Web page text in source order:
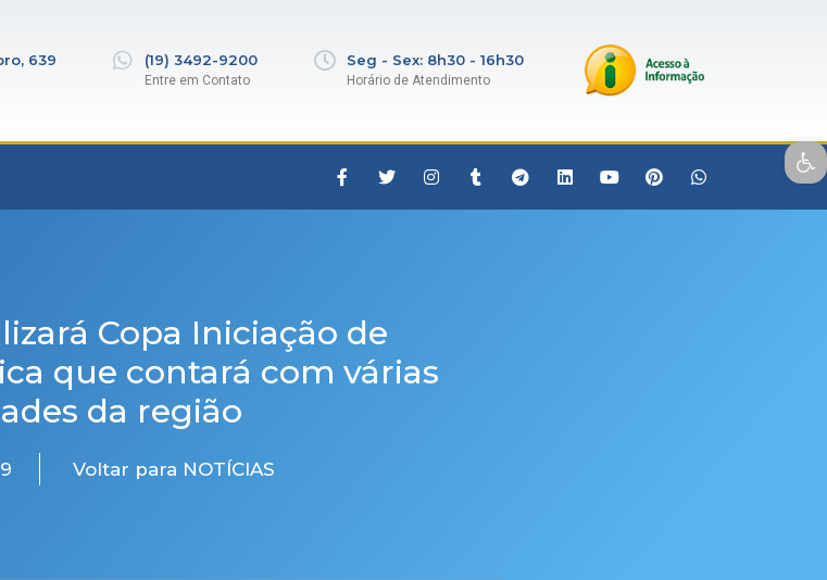
Open toolbar
639 (19) 3492-9200
Entre em Contato
Seg - Sex: 8h30 - 16h30
Horário de Atendimento
Copa Iniciação de
que contará com várias
da região
Voltar para NOTÍCIAS